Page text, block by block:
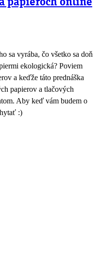
papieroch online
sa vyrába, čo všetko sa doň
ekologická? Poviem
a keďže táto prednáška
papierov a tlačových
Aby keď vám budem o
:)